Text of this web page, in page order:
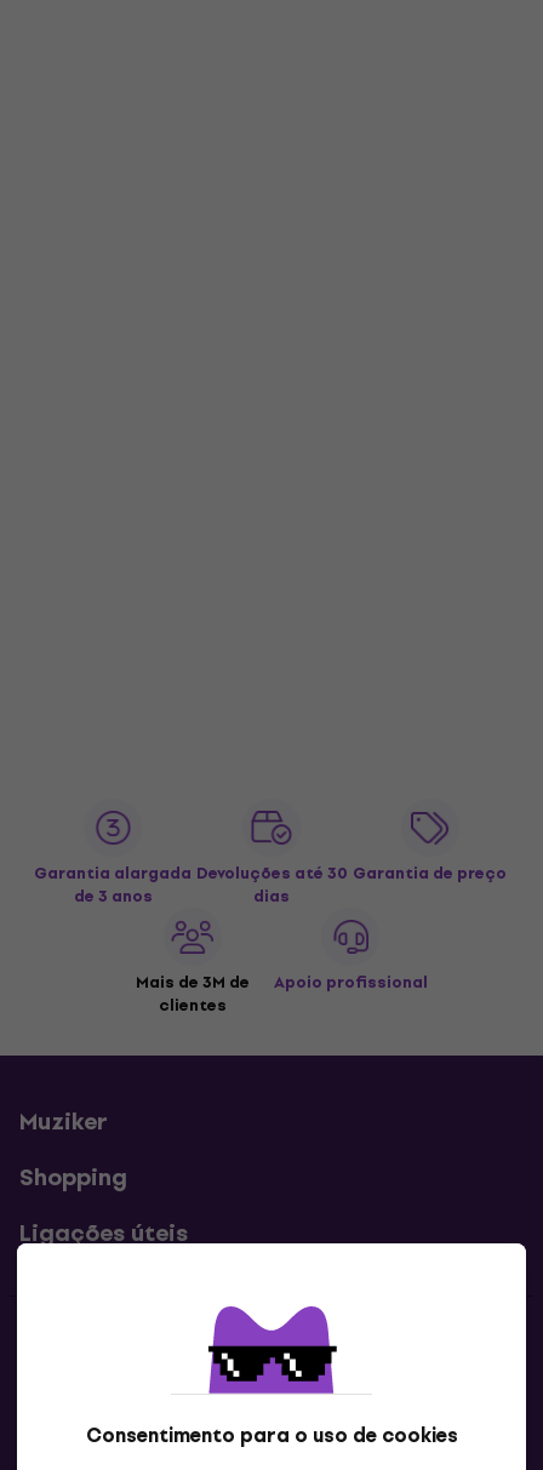
Consentimento para o uso de cookies
Garantia alargada
de 3 anos
Devoluções até 30
dias
Garantia de preço
Mais de 3M de
clientes
Apoio profissional
Muziker
Shopping
Ligações úteis
Contatos
Contacta-nos